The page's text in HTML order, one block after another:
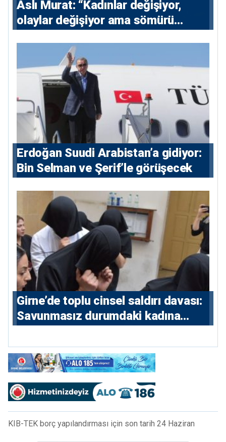
Aslı Murat: “Kadınlar değişiyor,
olaylar değişiyor ama sömürü
Erdoğan Suudi Arabistan’a gidiyor:
Bin Selman ve Şerif’le görüşecek
Girne’de toplu cinsel saldırı davası:
Savunmasız durumdaki kadına
KIB-TEK borç yapılandırması için son tarih 24 Haziran